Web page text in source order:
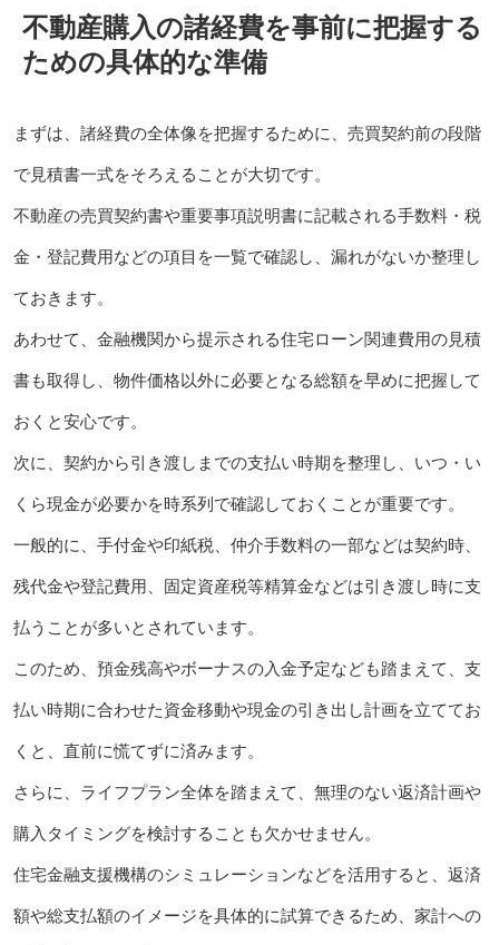
不動産購入の諸経費を事前に把握する
ための具体的な準備
まずは、諸経費の全体像を把握するために、売買契約前の段階
で見積書一式をそろえることが大切です。
不動産の売買契約書や重要事項説明書に記載される手数料・税
金・登記費用などの項目を一覧で確認し、漏れがないか整理し
ておきます。
あわせて、金融機関から提示される住宅ローン関連費用の見積
書も取得し、物件価格以外に必要となる総額を早めに把握して
おくと安心です。
次に、契約から引き渡しまでの支払い時期を整理し、いつ・い
くら現金が必要かを時系列で確認しておくことが重要です。
一般的に、手付金や印紙税、仲介手数料の一部などは契約時、
残代金や登記費用、固定資産税等精算金などは引き渡し時に支
払うことが多いとされています。
このため、預金残高やボーナスの入金予定なども踏まえて、支
払い時期に合わせた資金移動や現金の引き出し計画を立ててお
くと、直前に慌てずに済みます。
さらに、ライフプラン全体を踏まえて、無理のない返済計画や
購入タイミングを検討することも欠かせません。
住宅金融支援機構のシミュレーションなどを活用すると、返済
額や総支払額のイメージを具体的に試算できるため、家計への